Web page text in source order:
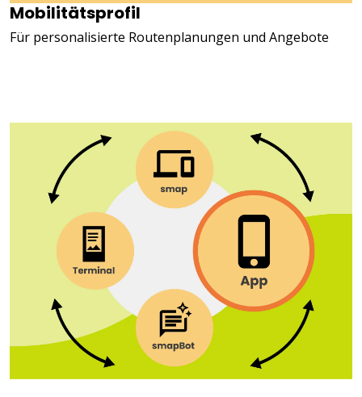
Mobilitätsprofil
Für personalisierte Routenplanungen und Angebote